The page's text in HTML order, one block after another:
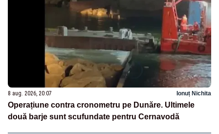
8 aug. 2026, 20:07 Ionuț Nichita
Operațiune contra cronometru pe Dunăre. Ultimele
două barje sunt scufundate pentru Cernavodă